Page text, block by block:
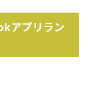
アプリラン